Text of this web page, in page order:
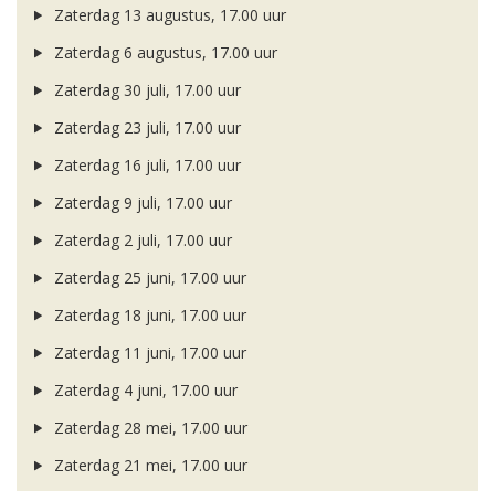
Zaterdag 13 augustus, 17.00 uur
Zaterdag 6 augustus, 17.00 uur
Zaterdag 30 juli, 17.00 uur
Zaterdag 23 juli, 17.00 uur
Zaterdag 16 juli, 17.00 uur
Zaterdag 9 juli, 17.00 uur
Zaterdag 2 juli, 17.00 uur
Zaterdag 25 juni, 17.00 uur
Zaterdag 18 juni, 17.00 uur
Zaterdag 11 juni, 17.00 uur
Zaterdag 4 juni, 17.00 uur
Zaterdag 28 mei, 17.00 uur
Zaterdag 21 mei, 17.00 uur